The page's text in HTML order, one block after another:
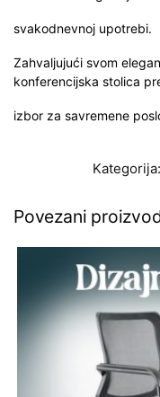
svakodnevnoj upotrebi.
Zahvaljujući svom
konferencijska stolica
izbor za savremene
Kategorija:
Povezani